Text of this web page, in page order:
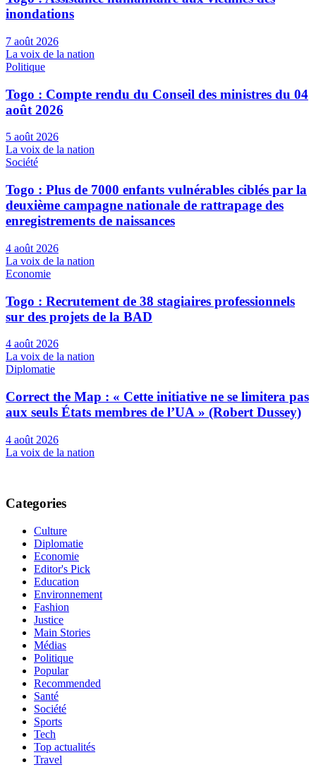
inondations
7 août 2026
La voix de la nation
Politique
Togo : Compte rendu du Conseil des ministres du 04
août 2026
5 août 2026
La voix de la nation
Société
Togo : Plus de 7000 enfants vulnérables ciblés par la
deuxième campagne nationale de rattrapage des
enregistrements de naissances
4 août 2026
La voix de la nation
Economie
Togo : Recrutement de 38 stagiaires professionnels
sur des projets de la BAD
4 août 2026
La voix de la nation
Diplomatie
Correct the Map : « Cette initiative ne se limitera pas
aux seuls États membres de l’UA » (Robert Dussey)
4 août 2026
La voix de la nation
Categories
Culture
Diplomatie
Economie
Editor's Pick
Education
Environnement
Fashion
Justice
Main Stories
Médias
Politique
Popular
Recommended
Santé
Société
Sports
Tech
Top actualités
Travel